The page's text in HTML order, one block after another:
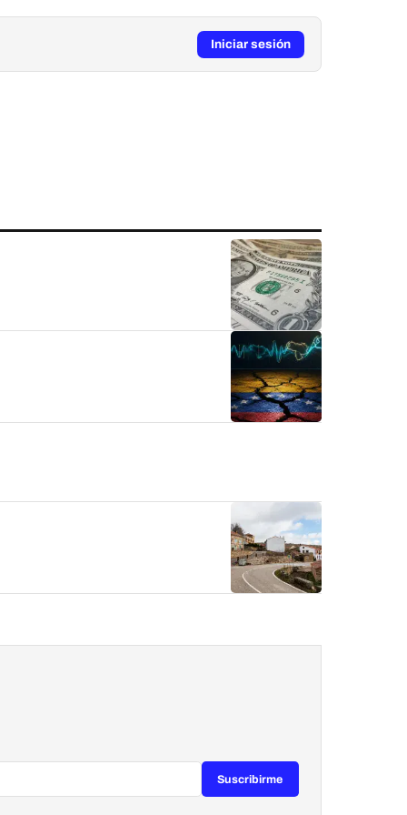
Iniciar sesión
Suscribirme